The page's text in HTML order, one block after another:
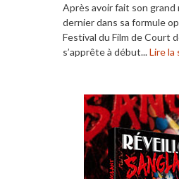
Après avoir fait son grand
dernier dans sa formule
Festival du Film de Court
s’apprête à début...Lire la